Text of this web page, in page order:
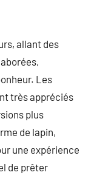
allant des
Les
très appréciés
plus
de lapin,
une expérience
de prêter